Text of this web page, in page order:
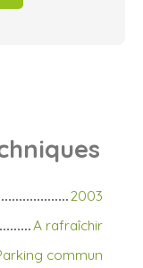
2003
A rafraîchir
commun